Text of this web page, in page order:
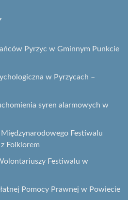
Pyrzyc w Gminnym Punkcie
w Pyrzycach –
syren alarmowych w
Festiwalu
Folklorem
Festiwalu w
Pomocy Prawnej w Powiecie